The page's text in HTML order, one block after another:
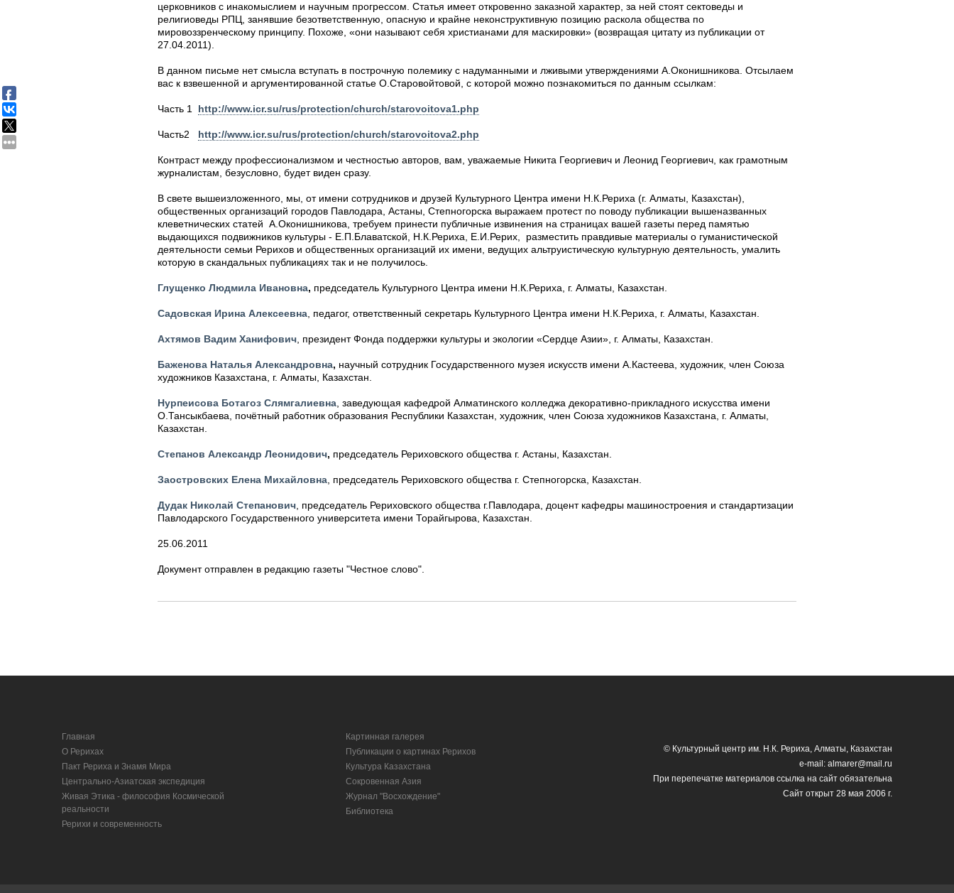
церковников с инакомыслием и научным прогрессом. Статья имеет откровенно заказной характер, за ней стоят сектоведы и
религиоведы РПЦ, занявшие безответственную, опасную и крайне неконструктивную позицию раскола общества по
мировоззренческому принципу. Похоже, «они называют себя христианами для маскировки» (возвращая цитату из публикации от
27.04.2011).
В данном письме нет смысла вступать в построчную полемику с надуманными и лживыми утверждениями А.Оконишникова. Отсылаем
вас к взвешенной и аргументированной статье О.Старовойтовой, с которой можно познакомиться по данным ссылкам:
Часть 1 http://www.icr.su/rus/protection/church/starovoitova1.php
Часть2 http://www.icr.su/rus/protection/church/starovoitova2.php
Контраст между профессионализмом и честностью авторов, вам, уважаемые Никита Георгиевич и Леонид Георгиевич, как грамотным
журналистам, безусловно, будет виден сразу.
В свете вышеизложенного, мы, от имени сотрудников и друзей Культурного Центра имени Н.К.Рериха (г. Алматы, Казахстан),
общественных организаций городов Павлодара, Астаны, Степногорска выражаем протест по поводу публикации вышеназванных
клеветнических статей А.Оконишникова, требуем принести публичные извинения на страницах вашей газеты перед памятью
выдающихся подвижников культуры - Е.П.Блаватской, Н.К.Рериха, Е.И.Рерих, разместить правдивые материалы о гуманистической
деятельности семьи Рерихов и общественных организаций их имени, ведущих альтруистическую культурную деятельность, умалить
которую в скандальных публикациях так и не получилось.
Глущенко Людмила Ивановна, председатель Культурного Центра имени Н.К.Рериха, г. Алматы, Казахстан.
Садовская Ирина Алексеевна , педагог, ответственный секретарь Культурного Центра имени Н.К.Рериха, г. Алматы, Казахстан.
Ахтямов Вадим Ханифович , президент Фонда поддержки культуры и экологии «Сердце Азии», г. Алматы, Казахстан.
Баженова Наталья Александровна, научный сотрудник Государственного музея искусств имени А.Кастеева, художник, член Союза
художников Казахстана, г. Алматы, Казахстан.
Нурпеисова Ботагоз Слямгалиевна , заведующая кафедрой Алматинского колледжа декоративно-прикладного искусства имени
О.Тансыкбаева, почётный работник образования Республики Казахстан, художник, член Союза художников Казахстана, г. Алматы,
Казахстан.
Степанов Александр Леонидович, председатель Рериховского общества г. Астаны, Казахстан.
Заостровских Елена Михайловна , председатель Рериховского общества г. Степногорска, Казахстан.
Дудак Николай Степанович , председатель Рериховского общества г.Павлодара, доцент кафедры машиностроения и стандартизации
Павлодарского Государственного университета имени Торайгырова, Казахстан.
25.06.2011
Документ отправлен в редакцию газеты "Честное слово".
Главная
О Рерихах
Пакт Рериха и Знамя Мира
Центрально-Азиатская экспедиция
Живая Этика - философия Космической
реальности
Рерихи и современность
Картинная галерея
Публикации о картинах Рерихов
Культура Казахстана
Сокровенная Азия
Журнал "Восхождение"
Библиотека
© Культурный центр им. Н.К. Рериха, Алматы, Казахстан
e-mail: almarer@mail.ru
При перепечатке материалов ссылка на сайт обязательна
Сайт открыт 28 мая 2006 г.